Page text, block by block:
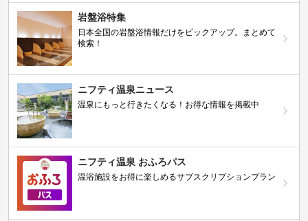
岩盤浴特集
日本全国の岩盤浴情報だけをピックアップ。まとめて
検索！
ニフティ温泉ニュース
温泉にもっと行きたくなる！お得な情報を掲載中
ニフティ温泉 おふろパス
温浴施設をお得に楽しめるサブスクリプションプラン